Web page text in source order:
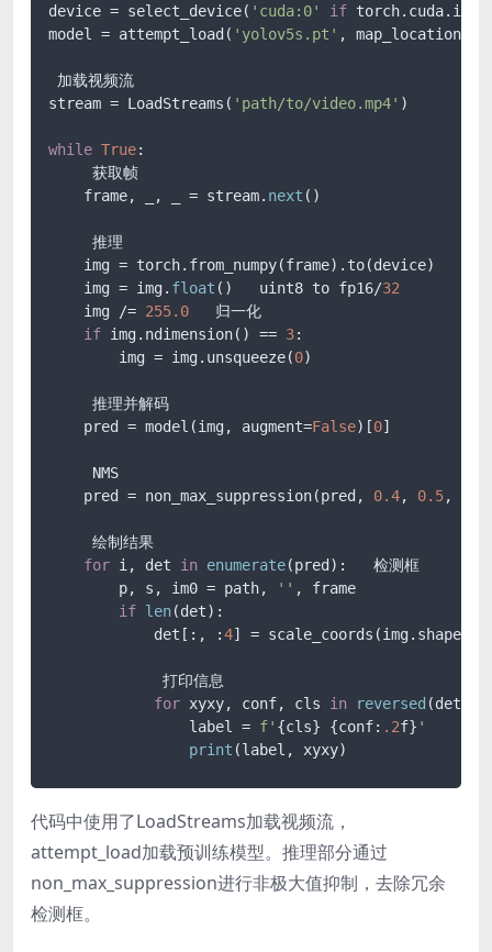
device = select_device( 'cuda:0' if
model = attempt_load( 'yolov5s.pt' ,
加载视频流
stream = LoadStreams( 'path/to/video.mp4' )
while True:
     获取帧
    frame, _, _ = stream.
next ()
     推理
    img = torch.from_numpy(frame).to(device)
    img = img.
float ()   uint8 to fp16/32
    img /=
255.0
   归一化
if img.ndimension() == 3:
        img = img.unsqueeze(
0)
     推理并解码
    pred = model(img, augment=
False)[0]
     NMS
    pred = non_max_suppression(pred,
0.4, 0.5,
     绘制结果
for i, det in enumerate(pred):   检测框
        p, s, im0 = path,
'' , frame
if len(det):
            det[:, :
4] = scale_coords(img.shape[
             打印信息
for xyxy, conf, cls in reversed (det):
                label =
f' {cls} {conf: .2f} '
print
代码中使用了LoadStreams加载视频流，
attempt_load加载预训练模型。推理部分通过
non_max_suppression进行非极大值抑制，去除冗余
检测框。